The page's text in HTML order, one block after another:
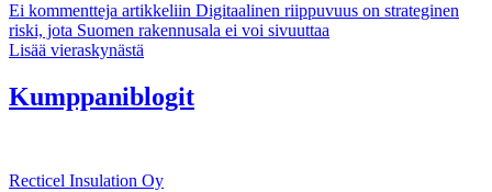
Ei kommentteja artikkeliin Digitaalinen riippuvuus on strateginen
riski, jota Suomen rakennusala ei voi sivuuttaa
Lisää vieraskynästä
Kumppaniblogit
Recticel Insulation Oy